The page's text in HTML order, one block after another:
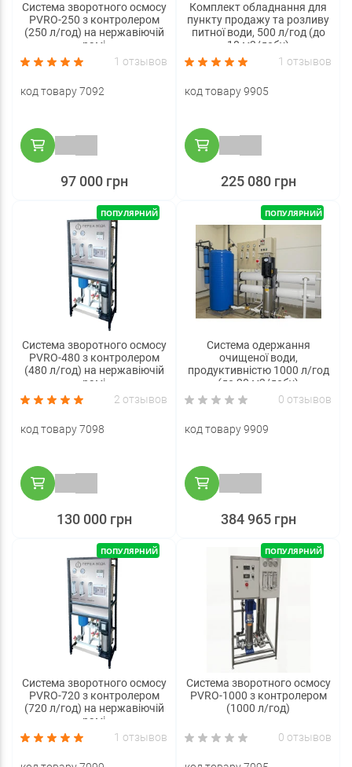
Система зворотного осмосу
PVRO-250 з контролером
(250 л/год) на нержавіючій
рамі
1 отзывов
код товару 7092
97 000 грн
Комплект обладнання для
пункту продажу та розливу
питної води, 500 л/год (до
10 м3/добу)
1 отзывов
код товару 9905
225 080 грн
ПОПУЛЯРНИЙ
Система зворотного осмосу
PVRO-480 з контролером
(480 л/год) на нержавіючій
рамі
2 отзывов
код товару 7098
130 000 грн
ПОПУЛЯРНИЙ
Система одержання
очищеної води,
продуктивністю 1000 л/год
(до 20 м3/добу)
0 отзывов
код товару 9909
384 965 грн
ПОПУЛЯРНИЙ
Система зворотного осмосу
PVRO-720 з контролером
(720 л/год) на нержавіючій
рамі
1 отзывов
ПОПУЛЯРНИЙ
Система зворотного осмосу
PVRO-1000 з контролером
(1000 л/год)
0 отзывов